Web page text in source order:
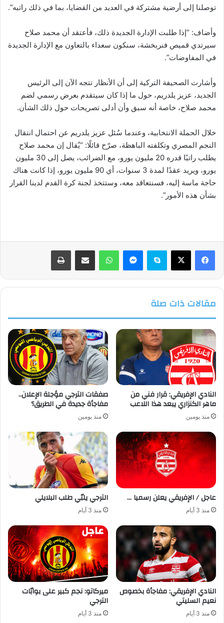
توصلنا إلى أرضية مشتركة في العديد من القضايا، بما في ذلك راتبه”.
وأضاف: “إذا طلبت الإدارة الجديدة ذلك، فأعتقد أن محمد صلاح
سيرتدي قميص فنربخشة، سنكون سعداء بالتعاون مع الإدارة الجديدة
في المفاوضات”.
وأشارت الصحيفة التركية إلى أن الأنظار تتجه الآن إلى الرئيس
الجديد، عزيز يلدريم، حول ما إذا كان سيتقدم بعرض رسمي لضم
محمد صلاح، خاصة أنه سبق وأن أدلى تصريحات حول ذلك الشأن.
خلال الحملة الانتخابية، وعندما سُئل عزيز يلدريم عن احتمال انتقال
النجم المصري وتكلفته الباهظة، صرّح قائلًا: “يُقال إن محمد صلاح
يطلب راتبًا قدره 20 مليون يورو، مع الضرائب، يصل إلى 30 مليون
يورو، ويريد عقدًا لمدة 3 سنوات، أي 90 مليون يورو، إذا كانت هناك
حاجة ماسة إليه، فسنتعاقد معه، وستتخذ لجنة كرة القدم لدينا القرار
بشأن هذه الأمور”.
فيسبوك سكايب واتساب
مقالات ذات صلة
النادي الإفريقي: قرار فني من
ماهر الكنزاري يبعد هذا اللاعب
منذ يومين
صفقات الترجي مؤجلة الإعلان..
مفاجأة جديدة في الطريق؟
منذ يومين
عاجل / الإفريقي يعلن رسميا …
منذ 3 أيام
الترجي يلبّي طلب البلايلي
منذ 3 أيام
النادي الإفريقي: مفاجأة بخصوص
نعيم السليتي
منذ 3 أيام
ميركاتو: نجم كبير على بوابّات
الترجي
منذ 3 أيام